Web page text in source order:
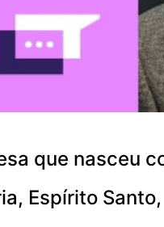
que nasceu
Espírito